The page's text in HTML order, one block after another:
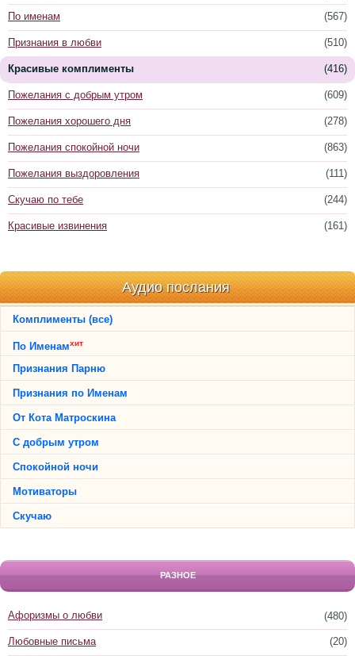
(567)
По именам
(510)
Признания в любви
(416)
Красивые комплименты
(609)
Пожелания с добрым утром
(278)
Пожелания хорошего дня
(863)
Пожелания спокойной ночи
(111)
Пожелания выздоровления
(244)
Скучаю по тебе
(161)
Красивые извинения
Аудио послания
Комплименты (все)
По Именамхит
Признания Парню
Признания по Именам
От Кота Матроскина
С добрым утром
Спокойной ночи
Мотиваторы
Скучаю
РАЗНОЕ
(480)
Афоризмы о любви
(20)
Любовные письма